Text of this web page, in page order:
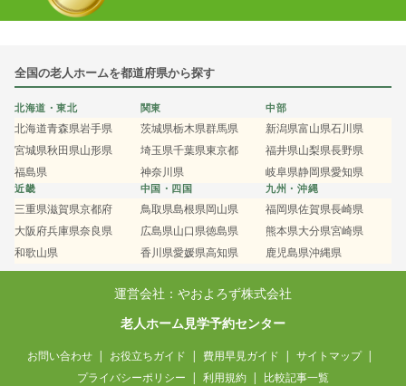
全国の老人ホームを都道府県から探す
北海道・東北
北海道青森県岩手県
宮城県秋田県山形県
福島県
関東
茨城県栃木県群馬県
埼玉県千葉県東京都
神奈川県
中部
新潟県富山県石川県
福井県山梨県長野県
岐阜県静岡県愛知県
近畿
三重県滋賀県京都府
大阪府兵庫県奈良県
和歌山県
中国・四国
鳥取県島根県岡山県
広島県山口県徳島県
香川県愛媛県高知県
九州・沖縄
福岡県佐賀県長崎県
熊本県大分県宮崎県
鹿児島県沖縄県
運営会社：やおよろず株式会社
老人ホーム見学予約センター
お問い合わせ お役立ちガイド 費用早見ガイド
サイトマップ
プライバシーポリシー
利用規約 比較記事一覧